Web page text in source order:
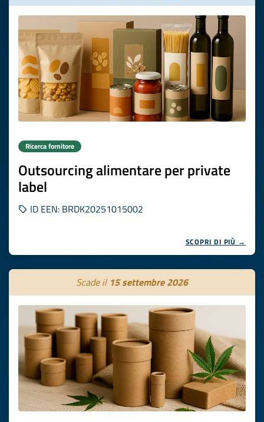
Ricerca fornitore
Outsourcing alimentare per private
label
ID EEN: BRDK20251015002
SCOPRI DI PIÙ →
Scade il 15 settembre 2026